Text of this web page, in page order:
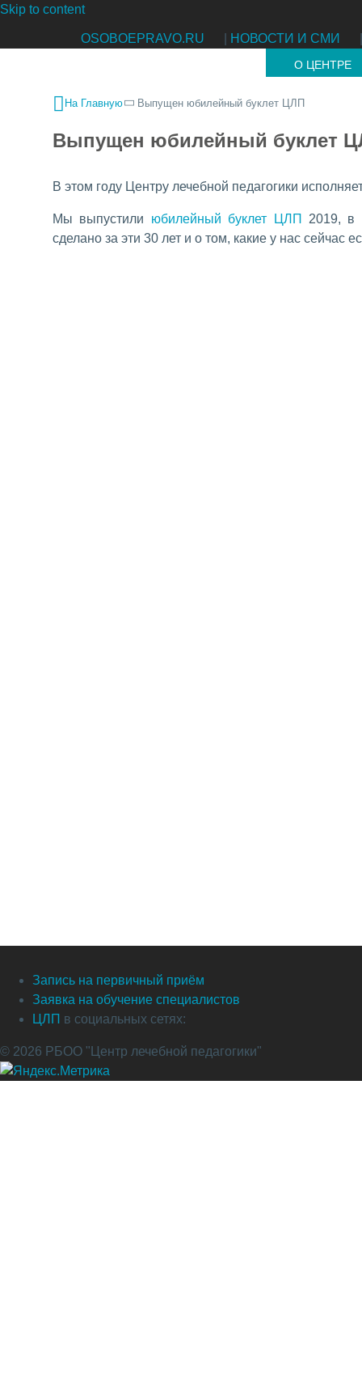
Skip to content
OSOBOEPRAVO.RU НОВОСТИ И СМИ
О ЦЕНТРЕ
На Главную Выпущен юбилейный буклет ЦЛП
Выпущен юбилейный буклет
В этом году Центру лечебной педагогики
Мы выпустили юбилейный буклет ЦЛП
2019, в
сделано за эти 30 лет и о том, какие у нас сейчас
Запись на первичный приём
Заявка на обучение специалистов
ЦЛП в социальных сетях:
© 2026 РБОО "Центр лечебной педагогики"